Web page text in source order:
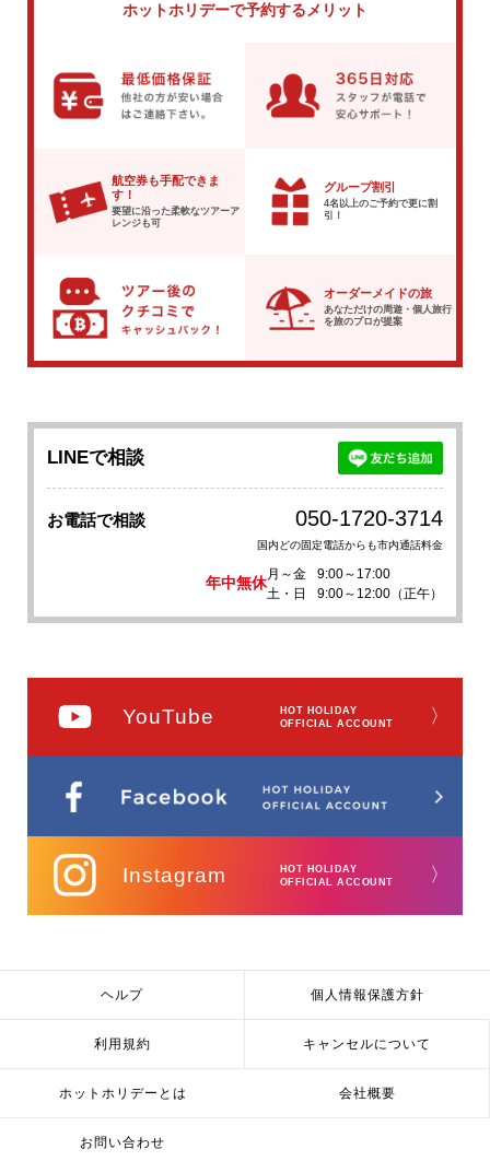
ホットホリデーで予約するメリット
航空券も手配できま
す！
要望に沿った柔軟なツアーア
レンジも可
グループ割引
4名以上のご予約で更に割
引！
オーダーメイドの旅
あなただけの周遊・個人旅行
を旅のプロが提案
LINEで相談
お電話で相談 050-1720-3714
国内どの固定電話からも市内通話料金
年中無休
月～金
9:00～17:00
土・日
9:00～12:00（正午）
YouTube
HOT HOLIDAY
OFFICIAL ACCOUNT
〉
Instagram
HOT HOLIDAY
OFFICIAL ACCOUNT
〉
ヘルプ 個人情報保護方針
利用規約 キャンセルについて
ホットホリデーとは 会社概要
お問い合わせ